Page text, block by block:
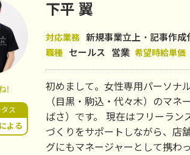
!
ス
よる
下平 翼
対応業務 新規事業立上・記事作
職種 セールス 営業 希望時給単価
初めまして。女性専用パーソナ
（目黒・駒込・代々木）のマ
ばさ）です。 現在はフリーランスのパーソナルトレーナーとしてお客様の身体
づくりをサポートしながら、店
グにもマネージャーとして携わっています。 小学3年生か